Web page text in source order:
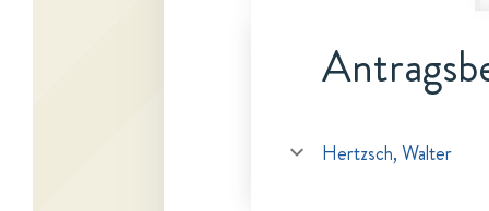
Hertzsch, Walter